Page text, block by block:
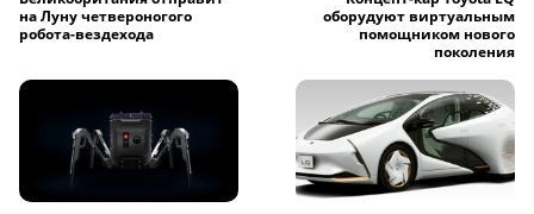
на Луну четвероногого
робота-вездехода
оборудуют виртуальным
помощником нового
поколения